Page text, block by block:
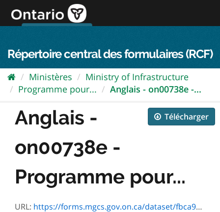
directement
au
Répertoire central des formulaires (RCF)
Ministères
Ministry of Infrastructure
Programme pour...
Anglais - on00738e -...
Télécharger
Anglais -
on00738e -
Programme pour...
URL: https://forms.mgcs.gov.on.ca/dataset/fbca97a8-5f57-4265-892a-45ac2e6b4ed7/resource/00043f18-4041-44ea-a6ca-9f78d13b057f/download/en_mhip-hecs-guidelines.pdf